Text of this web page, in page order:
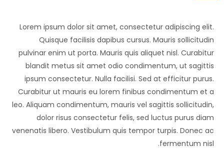
Lorem ipsum dolor sit amet, consectetur adipiscing elit.
Quisque facilisis dapibus cursus. Mauris sollicitudin
pulvinar enim ut porta. Mauris quis aliquet nisl. Curabitur
blandit metus sit amet odio condimentum, ut sagittis
ipsum consectetur. Nulla facilisi. Sed at efficitur purus.
Curabitur ut mauris eu lorem finibus condimentum et a
leo. Aliquam condimentum, mauris vel sagittis sollicitudin,
dolor risus consectetur felis, sed luctus purus diam
venenatis libero. Vestibulum quis tempor turpis. Donec ac
fermentum nisl.